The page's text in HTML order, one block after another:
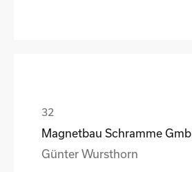
Magnetbau Schramme
Günter Wursthorn